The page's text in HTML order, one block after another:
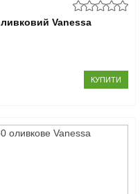
Vanessa
КУПИТИ